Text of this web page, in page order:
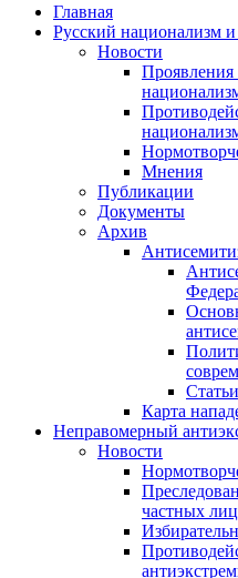
Главная
Русский национализм
Новости
Проявления
Мнения
Публикации
Документы
Архив
Карта
Неправомерный
Новости
частных лиц